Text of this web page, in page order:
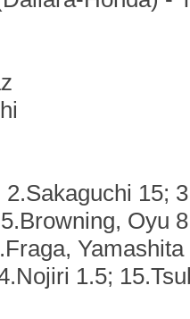
2.Sakaguchi 15;
Oyu
1.5;